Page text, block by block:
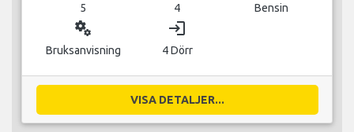
5 4 Bensin
miscellaneous_services
Bruksanvisning
login
4 Dörr
VISA DETALJER...